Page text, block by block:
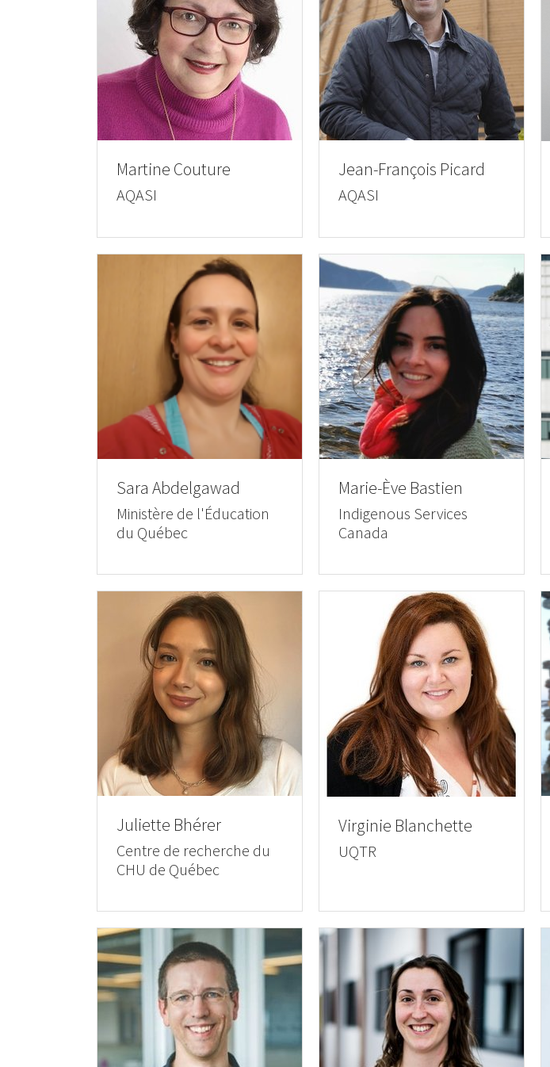
Martine Couture
AQASI
Jean-François Picard
AQASI
Sara Abdelgawad
Ministère de l'Éducation
du Québec
Marie-Ève Bastien
Indigenous Services
Canada
Juliette Bhérer
Centre de recherche du
CHU de Québec
Virginie Blanchette
UQTR